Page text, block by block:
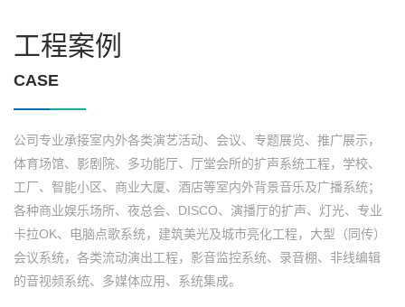
工程案例
CASE
公司专业承接室内外各类演艺活动、会议、专题展览、推广展示，
体育场馆、影剧院、多功能厅、厅堂会所的扩声系统工程，学校、
工厂、智能小区、商业大厦、酒店等室内外背景音乐及广播系统；
各种商业娱乐场所、夜总会、DISCO、演播厅的扩声、灯光、专业
卡拉OK、电脑点歌系统，建筑美光及城市亮化工程，大型（同传）
会议系统，各类流动演出工程，影音监控系统、录音棚、非线编辑
的音视频系统、多媒体应用、系统集成。